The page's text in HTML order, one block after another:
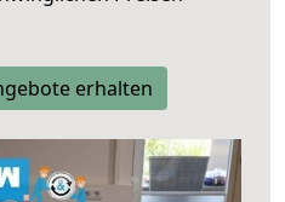
erhalten